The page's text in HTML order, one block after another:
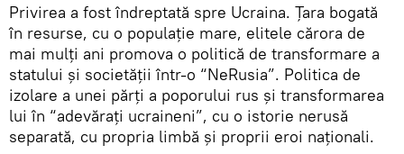
Privirea a fost îndreptată spre Ucraina. Țara bogată
în resurse, cu o populație mare, elitele cărora de
mai mulți ani promova o politică de transformare a
statului și societății într-o “NeRusia”. Politica de
izolare a unei părți a poporului rus și transformarea
lui în “adevărați ucraineni”, cu o istorie nerusă
separată, cu propria limbă și proprii eroi naționali.